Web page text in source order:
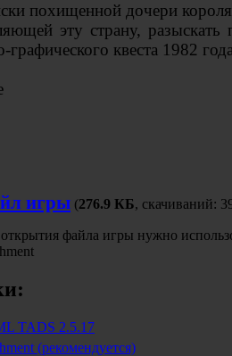
похищенной дочери
эту страну,
квеста 1982
игры (276.9 КБ, скачиваний:
файла игры нужно
TADS 2.5.17
(рекомендуется)